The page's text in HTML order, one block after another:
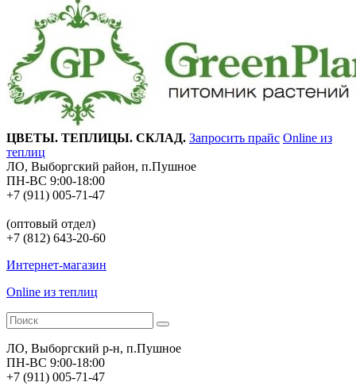
ЦВЕТЫ. ТЕПЛИЦЫ. СКЛАД. Запросить прайс Online из
теплиц
ЛО, Выборгский район, п.Пушное
ПН-ВС 9:00-18:00
+7 (911) 005-71-47
(оптовый отдел)
+7 (812) 643-20-60
Интернет-магазин
Online из теплиц
ЛО, Выборгский р-н, п.Пушное
ПН-ВС 9:00-18:00
+7 (911) 005-71-47